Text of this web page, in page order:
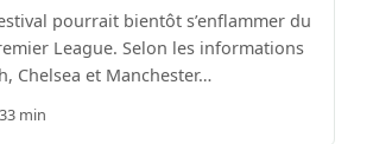
pourrait bientôt s’enflammer du
League. Selon les informations
Chelsea et Manchester…
3 min